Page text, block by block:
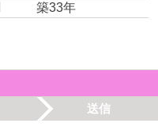
築33年
送信